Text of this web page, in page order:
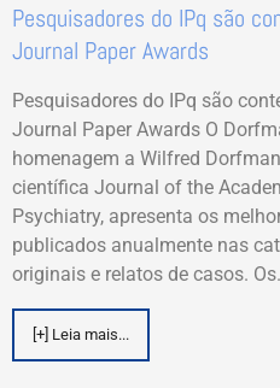
Pesquisadores do IPq são
Journal Paper Awards
Pesquisadores do IPq são
Journal Paper Awards O
homenagem a Wilfred
científica Journal of the
Psychiatry, apresenta os
publicados anualmente nas
originais e relatos de casos.
[+] Leia mais...